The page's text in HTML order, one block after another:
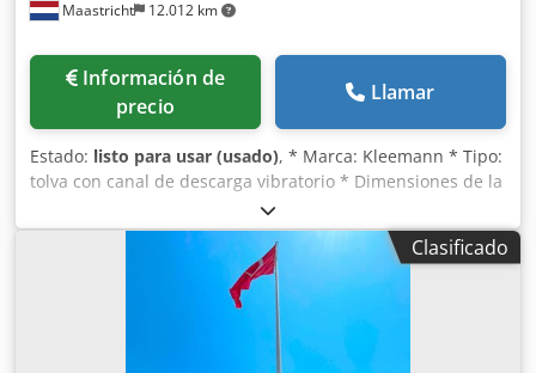
Maastricht 12.012 km
Información de
precio
Llamar
Estado: listo para usar (usado), * Marca: Kleemann * Tipo:
tolva con canal de descarga vibratorio * Dimensiones de la
tolva: 5000 x 2800 x 1000 mm. * Dimensiones del canal de
descarga vibratorio: 3800 x 1000 mm. * Accionamiento: dos
motores vibratorios, cada uno de 3,6 kW. Crodpfxezmm
Clasificado